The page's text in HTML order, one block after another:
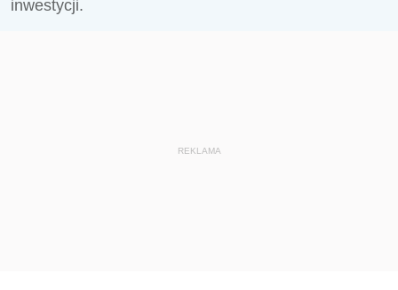
inwestycji.
REKLAMA